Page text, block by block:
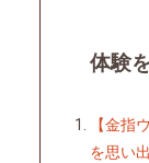
体験
【金指
を思い